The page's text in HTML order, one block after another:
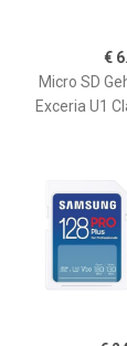
€
Micro SD
Exceria U1